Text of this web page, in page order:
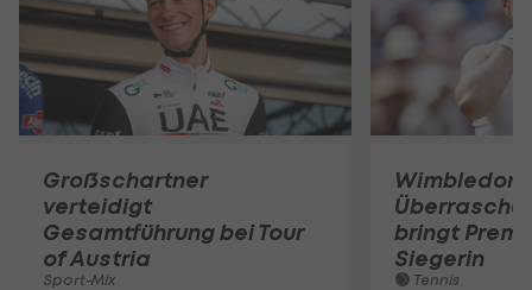
Großschartner
verteidigt
Gesamtführung bei Tour
of Austria
Sport-Mix
Wimbledon:
bringt
Siegerin
Tennis